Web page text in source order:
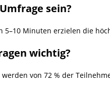
sein?
Minuten erzielen die
wichtig?
von 72 % der